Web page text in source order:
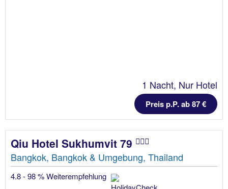
1 Nacht, Nur Hotel
Preis p.P. ab 87 €
Qiu Hotel Sukhumvit 79
Bangkok, Bangkok & Umgebung, Thailand
4.8 - 98 % Weiterempfehlung